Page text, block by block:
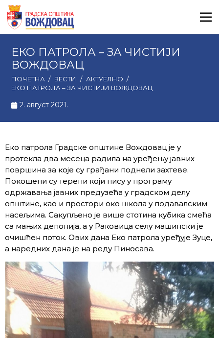
ЕКО ПАТРОЛА – ЗА ЧИСТИЈИ
ВОЖДОВАЦ
ПОЧЕТНА / ВЕСТИ / АКТУЕЛНО /
ЕКО ПАТРОЛА – ЗА ЧИСТИЈИ ВОЖДОВАЦ
2. август 2021.
Еко патрола Градске општине Вождовац је у
протеклa два месеца радила на уређењу јавних
површина за које су грађани поднели захтеве.
Покошени су терени који нису у програму
одржавања јавних предузећа у градском делу
општине, као и простори око школа у подавалским
насељима. Сакупљено је више стотина кубика смећа
са мањих депонија, а у Раковица селу машински је
очишћен поток. Ових дана Еко патрола уређује Зуце,
а наредних дана је на реду Пиносава.